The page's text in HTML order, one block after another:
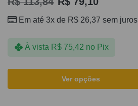
Em até 3x de R$ 26,37 sem juros
À vista R$75,42 no Pix
Ver opções